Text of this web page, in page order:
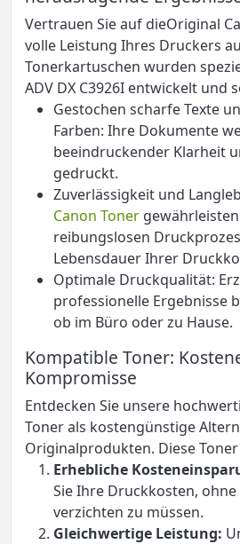
Vertrauen Sie auf dieOriginal
volle Leistung Ihres Druckers
Tonerkartuschen wurden
ADV DX C3926I entwickelt und
Gestochen scharfe Texte
Farben: Ihre Dokumente
beeindruckender Klarheit
gedruckt.
Zuverlässigkeit und
Canon Toner
reibungslosen
Lebensdauer Ihrer
Optimale Druckqualität:
professionelle Ergebnisse
ob im Büro oder zu Hause.
Kompatible Toner:
Kompromisse
Entdecken Sie unsere
Toner als kostengünstige
Originalprodukten. Diese
Erhebliche
Sie Ihre Druckkosten,
verzichten zu müssen.
Gleichwertige Leistung: